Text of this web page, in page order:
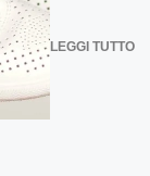
LEGGI TUTTO